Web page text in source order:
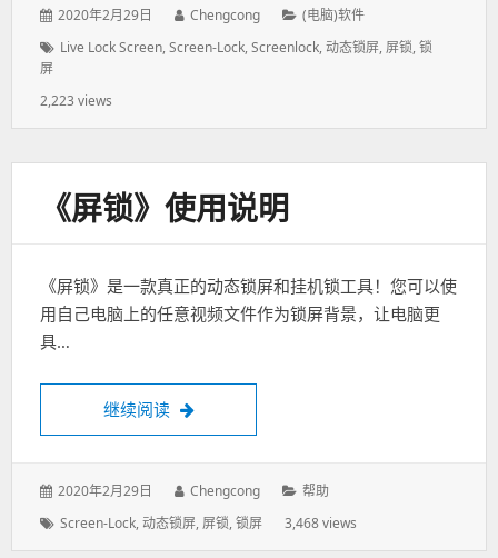
发
于：
2020年2月29日
作
Chengcong
分
(电脑)软件
标
Live Lock Screen,Screen-Lock,Screenlock,动态锁屏,屏锁,锁
屏
2,223 views
《屏锁》使用说明
《屏锁》是一款真正的动态锁屏和挂机锁工具！您可以使
用自己电脑上的任意视频文件作为锁屏背景，让电脑更
具…
继续阅读 《屏锁》使用说明
发
于：
2020年2月29日
作
Chengcong
分
帮助
标
Screen-Lock,动态锁屏,屏锁,锁屏 3,468 views